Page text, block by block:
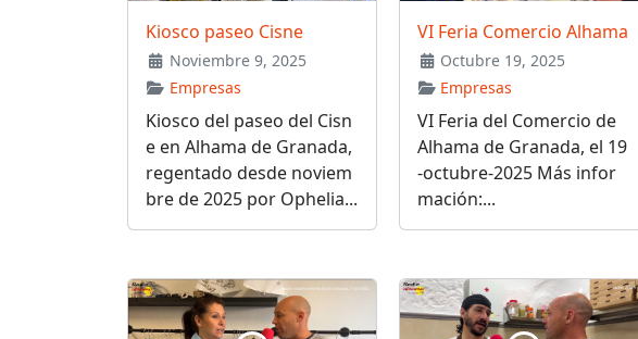
Kiosco paseo Cisne
Noviembre 9, 2025
Empresas
Kiosco del paseo del Cisn
e en Alhama de Granada,
regentado desde noviem
bre de 2025 por Ophelia...
VI Feria Comercio Alhama
Octubre 19, 2025
Empresas
VI Feria del Comercio de
Alhama de Granada, el 19
-octubre-2025 Más infor
mación:...